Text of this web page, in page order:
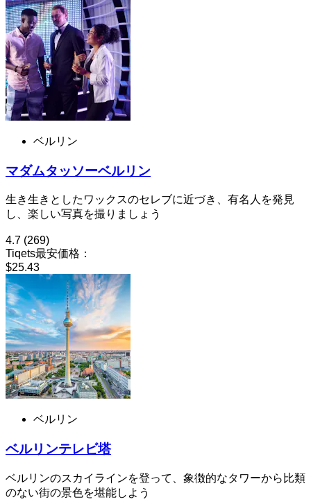
ベルリン
マダムタッソーベルリン
生き生きとしたワックスのセレブに近づき、有名人を発見
し、楽しい写真を撮りましょう
4.7 (269)
Tiqets最安価格：
$25.43
ベルリン
ベルリンテレビ塔
ベルリンのスカイラインを登って、象徴的なタワーから比類
のない街の景色を堪能しよう